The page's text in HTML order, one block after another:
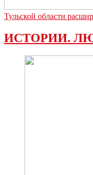
Тульской области
ИСТОРИИ.